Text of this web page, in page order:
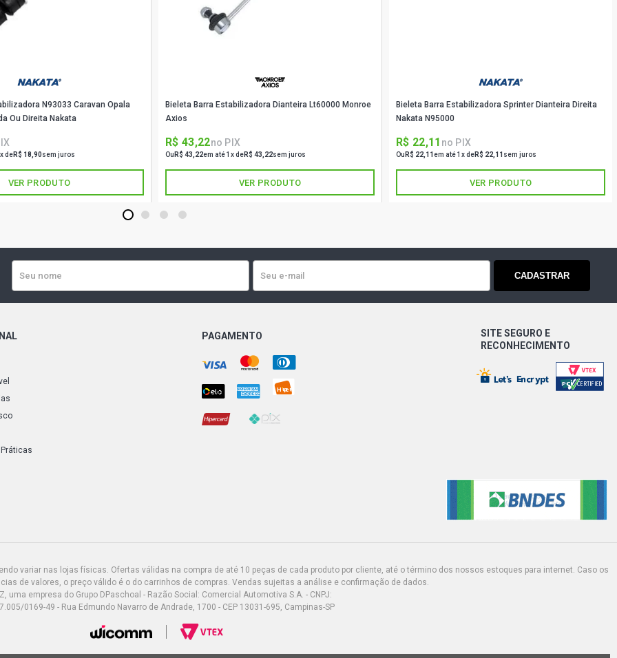
N93033 Caravan Opala
Ou Direita Nakata
deR$ 18,90sem juros
VER PRODUTO
Bieleta Barra Estabilizadora Dianteira Lt60000 Monroe
Axios
R$ 43,22no PIX
Ou R$ 43,22em até 1x deR$ 43,22sem juros
VER PRODUTO
Bieleta Barra Estabilizadora Sprinter Dianteira Direita
Nakata N95000
R$ 22,11 no PIX
Ou R$ 22,11em até 1x deR$ 22,11 sem juros
VER PRODUTO
1 2 3 4
CADASTRAR
PAGAMENTO
SITE SEGURO E
RECONHECIMENTO
variar nas lojas físicas. Ofertas válidas na compra de até 10 peças de cada produto por cliente, até o término dos nossos estoques para internet. Caso os
de valores, o preço válido é o do carrinhos de compras. Vendas sujeitas a análise e confirmação de dados.
uma empresa do Grupo DPaschoal - Razão Social: Comercial Automotiva S.A. - CNPJ:
0169-49 - Rua Edmundo Navarro de Andrade, 1700 - CEP 13031-695, Campinas-SP